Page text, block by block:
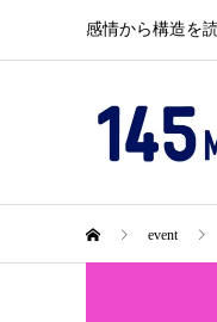
感情から構造を
event